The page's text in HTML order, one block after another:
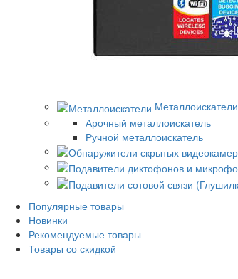
Металлоискатели
Арочный металлоискатель
Ручной металлоискатель
Популярные товары
Новинки
Рекомендуемые товары
Товары со скидкой